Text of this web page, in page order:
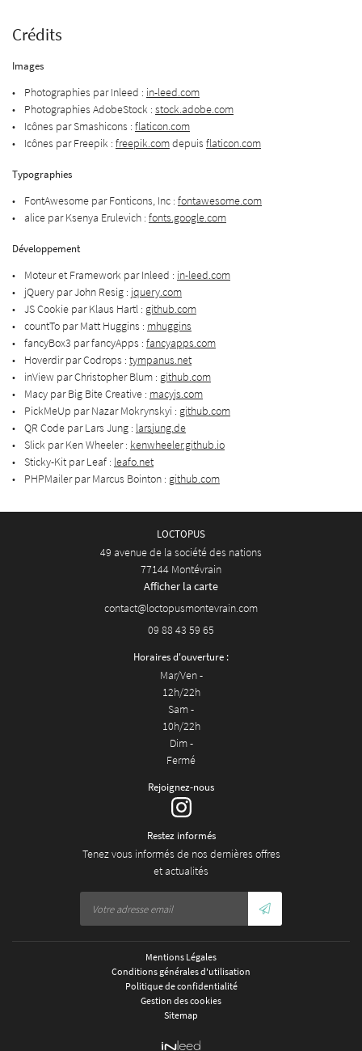
ACCUEIL
POISSONNERIE
À HUÎTRES
ACTUALITÉS
PHOTOS
CONTACT
Crédits
Images
Photographies par Inleed : in-leed.com
Photographies AdobeStock : stock.adobe.com
Icônes par Smashicons : flaticon.com
Icônes par Freepik : freepik.comdepuis flaticon.com
Typographies
FontAwesome par Fonticons, Inc : fontawesome.com
alice par Ksenya Erulevich : fonts.google.com
Développement
Moteur et Framework par Inleed : in-leed.com
jQuery par John Resig : jquery.com
JS Cookie par Klaus Hartl : github.com
countTo par Matt Huggins : mhuggins
fancyBox3 par fancyApps : fancyapps.com
Hoverdir par Codrops : tympanus.net
inView par Christopher Blum : github.com
Macy par Big Bite Creative : macyjs.com
PickMeUp par Nazar Mokrynskyi : github.com
QR Code par Lars Jung : larsjung.de
Slick par Ken Wheeler : kenwheeler.github.io
Sticky-Kit par Leaf : leafo.net
PHPMailer par Marcus Bointon : github.com
LOCTOPUS
49 avenue de la société des nations
77144 Montévrain
Afficher la carte
09 88 43 59 65
Horaires d'ouverture :
Mar/Ven -
12h/22h
Sam -
10h/22h
Dim -
Fermé
Rejoignez-nous
Restez informés
Tenez vous informés de nos dernières offres
et actualités
Mentions Légales
Conditions générales d'utilisation
Politique de confidentialité
Gestion des cookies
Sitemap